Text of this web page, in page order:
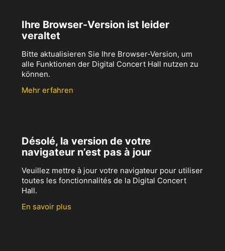
Ihre Browser-Version ist leider
veraltet
Bitte aktualisieren Sie Ihre Browser-Version, um
alle Funktionen der Digital Concert Hall nutzen zu
können.
Mehr erfahren
Désolé, la version de votre
navigateur n’est pas à jour
Veuillez mettre à jour votre navigateur pour utiliser
toutes les fonctionnalités de la Digital Concert
Hall.
En savoir plus